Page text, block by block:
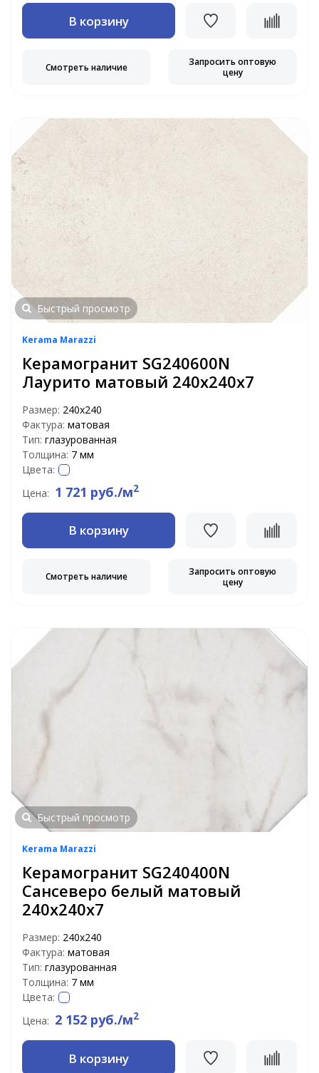
В корзину
Смотреть наличие
Запросить оптовую
цену
Быстрый просмотр
Kerama Marazzi
Керамогранит SG240600N
Лаурито матовый 240х240х7
Размер: 240х240
Фактура: матовая
Тип: глазурованная
Толщина: 7 мм
Цвета:
Цена: 1 721 руб./м2
В корзину
Смотреть наличие
Запросить оптовую
цену
Быстрый просмотр
Kerama Marazzi
Керамогранит SG240400N
Сансеверо белый матовый
240х240х7
Размер: 240х240
Фактура: матовая
Тип: глазурованная
Толщина: 7 мм
Цвета:
Цена: 2 152 руб./м2
В корзину